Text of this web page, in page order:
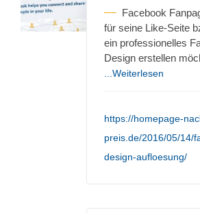
Facebook
für seine Like-Seite
ein professionelles
Design erstellen
...Weiterlesen
https://homepage-
preis.de/2016/05/14/
design-aufloesung/